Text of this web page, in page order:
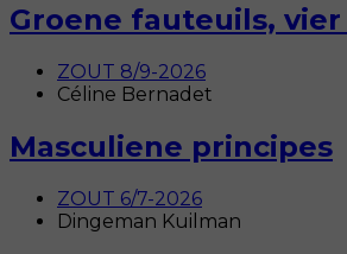
Groene fauteuils,
ZOUT 8/9-2026
Céline Bernadet
Masculiene principes
ZOUT 6/7-2026
Dingeman Kuilman